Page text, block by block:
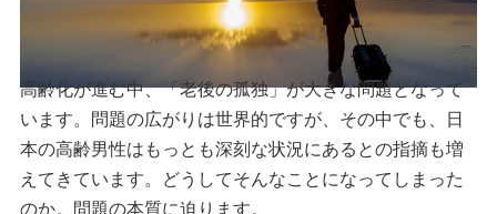
高齢化が進む中、「老後の孤独」が大きな問題となって
います。問題の広がりは世界的ですが、その中でも、日
本の高齢男性はもっとも深刻な状況にあるとの指摘も増
えてきています。どうしてそんなことになってしまった
のか。問題の本質に迫ります。